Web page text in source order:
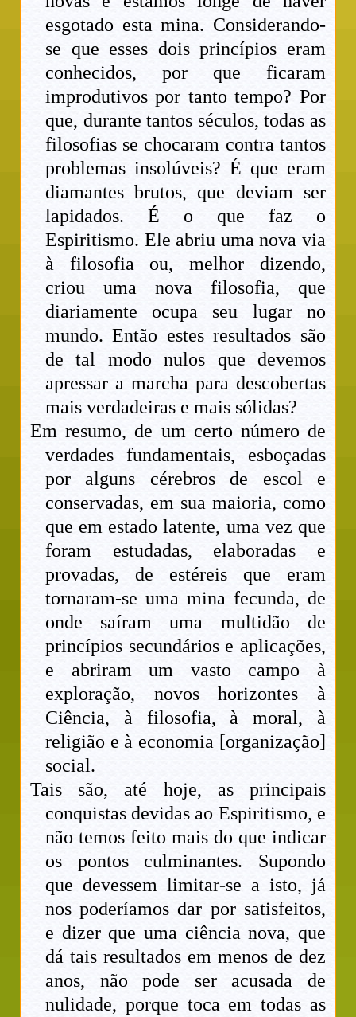
esgotado esta mina. Considerando-
se que esses dois princípios eram
conhecidos, por que ficaram
improdutivos por tanto tempo? Por
que, durante tantos séculos, todas as
filosofias se chocaram contra tantos
problemas insolúveis? É que eram
diamantes brutos, que deviam ser
lapidados. É o que faz o
Espiritismo. Ele abriu uma nova via
à filosofia ou, melhor dizendo,
criou uma nova filosofia, que
diariamente ocupa seu lugar no
mundo. Então estes resultados são
de tal modo nulos que devemos
apressar a marcha para descobertas
mais verdadeiras e mais sólidas?
Em resumo, de um certo número de
verdades fundamentais, esboçadas
por alguns cérebros de escol e
conservadas, em sua maioria, como
que em estado latente, uma vez que
foram estudadas, elaboradas e
provadas, de estéreis que eram
tornaram-se uma mina fecunda, de
onde saíram uma multidão de
princípios secundários e aplicações,
e abriram um vasto campo à
exploração, novos horizontes à
Ciência, à filosofia, à moral, à
religião e à economia [organização]
social.
Tais são, até hoje, as principais
conquistas devidas ao Espiritismo, e
não temos feito mais do que indicar
os pontos culminantes. Supondo
que devessem limitar-se a isto, já
nos poderíamos dar por satisfeitos,
e dizer que uma ciência nova, que
dá tais resultados em menos de dez
anos, não pode ser acusada de
nulidade, porque toca em todas as